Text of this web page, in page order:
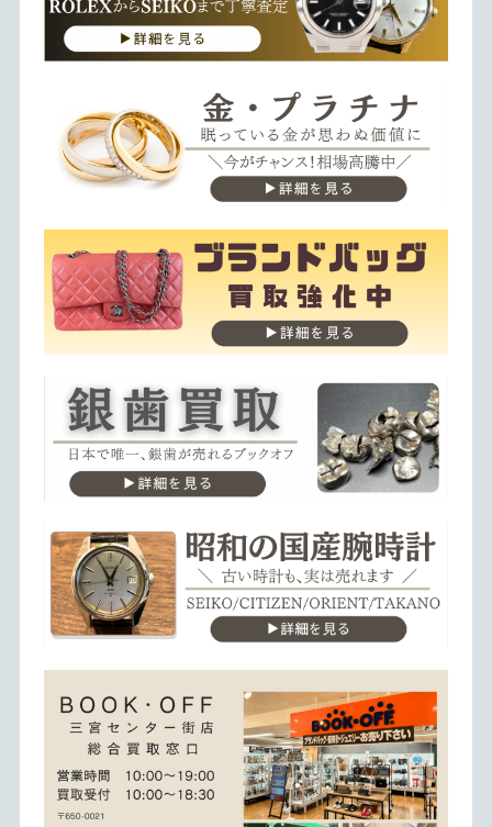
ロレックス・オメガ・セイコーなど幅広いブランドを専門
金・プラチナ・貴金属を神戸三宮で高価買取中。相場連動
ブランドバッグを神戸三宮で高価買取中。付属品なし・使
銀歯・金歯を重量で査定。少量でもOK。神戸・三宮エリア
ブランド文具の買取強化中。モンブラン、ペリカン、パー